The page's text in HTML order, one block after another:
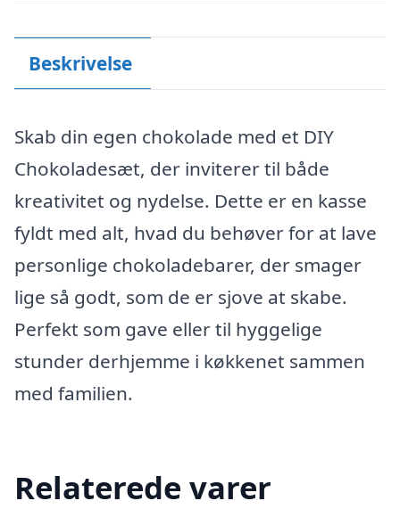
Beskrivelse
Skab din egen chokolade med et DIY
Chokoladesæt, der inviterer til både
kreativitet og nydelse. Dette er en kasse
fyldt med alt, hvad du behøver for at lave
personlige chokoladebarer, der smager
lige så godt, som de er sjove at skabe.
Perfekt som gave eller til hyggelige
stunder derhjemme i køkkenet sammen
med familien.
Relaterede varer